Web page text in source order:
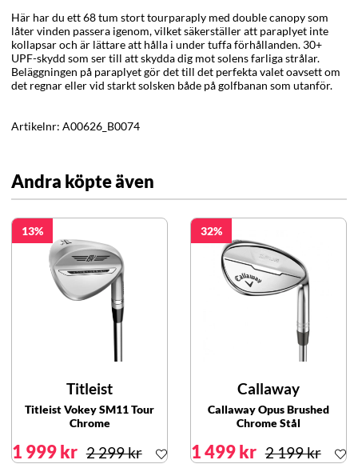
Här har du ett 68 tum stort tourparaply med double canopy som
låter vinden passera igenom, vilket säkerställer att paraplyet inte
kollapsar och är lättare att hålla i under tuffa förhållanden. 30+
UPF-skydd som ser till att skydda dig mot solens farliga strålar.
Beläggningen på paraplyet gör det till det perfekta valet oavsett om
det regnar eller vid starkt solsken både på golfbanan som utanför.
Artikelnr: A00626_B0074
Andra köpte även
13
Titleist
Titleist Vokey SM11 Tour
Chrome
1 999 kr 2 299 kr
32
Callaway
Callaway Opus Brushed
Chrome Stål
1 499 kr 2 199 kr